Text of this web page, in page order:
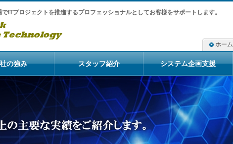
ITプロジェクトを推進するプロフェッショナルとしてお客様をサポートします。
ホーム
の強み スタッフ紹介 システム企画支援